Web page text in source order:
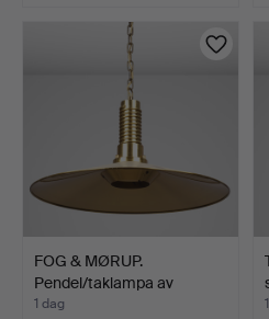
FOG & MØRUP.
Pendel/taklampa av
mässing, e…
1 dag